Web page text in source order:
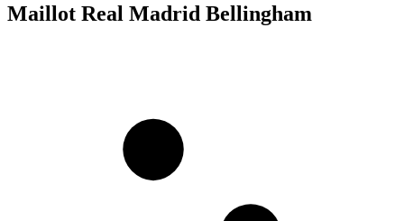
Maillot Real Madrid Bellingham